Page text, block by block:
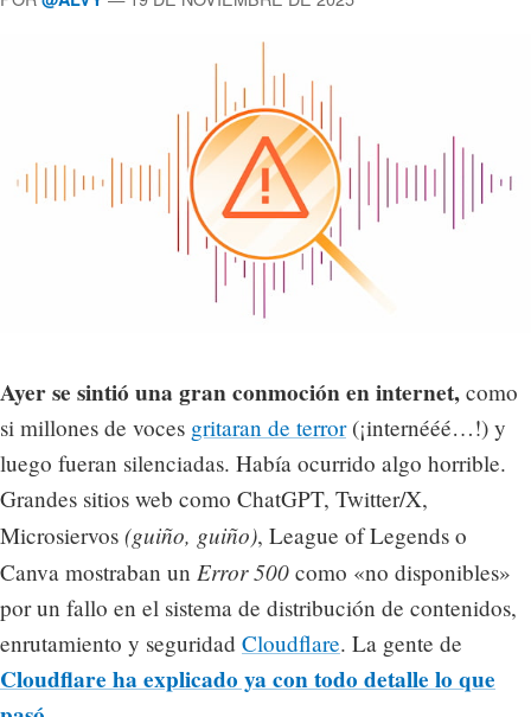
Ayer se sintió una gran conmoción en internet, como
si millones de voces gritaran de terror(¡internééé…!) y
luego fueran silenciadas. Había ocurrido algo horrible.
Grandes sitios web como ChatGPT, Twitter/X,
Microsiervos (guiño, guiño), League of Legends o
Canva mostraban un Error 500 como «no disponibles»
por un fallo en el sistema de distribución de contenidos,
enrutamiento y seguridad Cloudflare. La gente de
Cloudflare ha explicado ya con todo detalle lo que